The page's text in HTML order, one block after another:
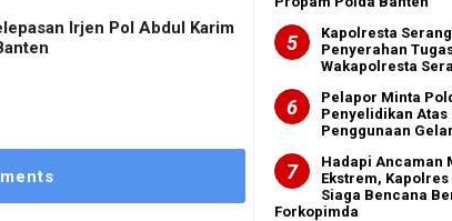
Irjen Pol Abdul Karim
Kapolresta
Penyerahan
Wakapolresta
Pelapor Minta
Penyelidikan Atas
Penggunaan
Hadapi Ancaman
Ekstrem,
Siaga Bencana
Forkopimda